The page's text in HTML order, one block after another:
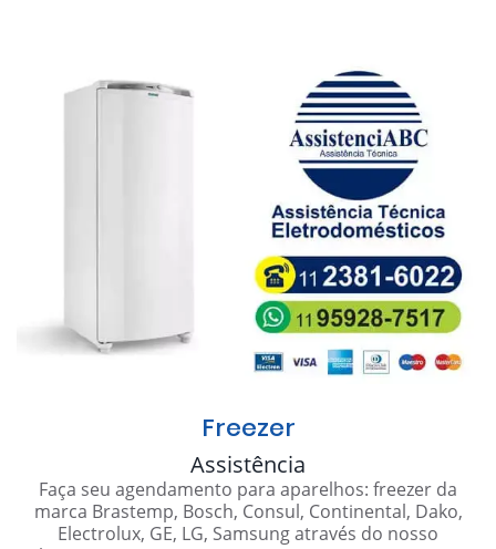
Freezer
Assistência
Faça seu agendamento para aparelhos: freezer da
marca Brastemp, Bosch, Consul, Continental, Dako,
Electrolux, GE, LG, Samsung através do nosso